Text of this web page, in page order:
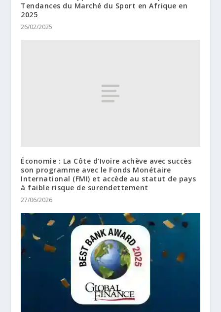
Tendances du Marché du Sport en Afrique en
2025
26/02/2025
Économie : La Côte d’Ivoire achève avec succès
son programme avec le Fonds Monétaire
International (FMI) et accède au statut de pays
à faible risque de surendettement
27/06/2026